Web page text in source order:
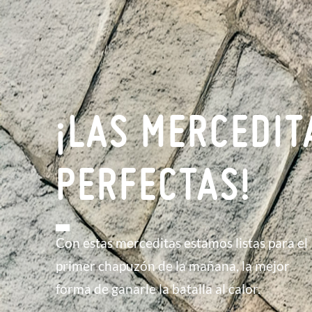
¡LAS
PERFECTAS!
Con estas merceditas estamos listas para el
primer chapuzón de la mañana, la mejor
forma de ganarle la batalla al calor.